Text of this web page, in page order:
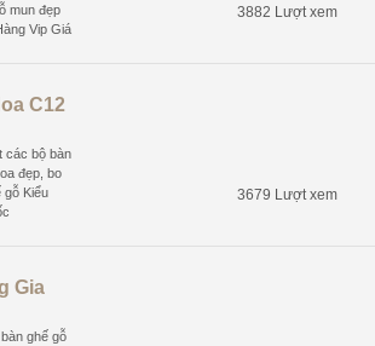
mun đẹp
Vip Giá
3882 Lượt xem
C12
các bộ bàn
đẹp, bo
gỗ Kiểu
3679 Lượt xem
Gia
ghế gỗ